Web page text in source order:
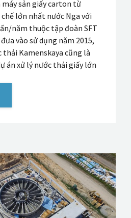
máy sản giấy carton từ
lớn nhất nước Nga với
năm thuộc tập đoàn SFT
vào sử dụng năm 2015,
Kamenskaya cũng là
án xử lý nước thải giấy lớn